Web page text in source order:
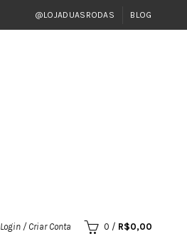
@LOJADUASRODAS BLOG
Login / Criar Conta 0 / R$0,00